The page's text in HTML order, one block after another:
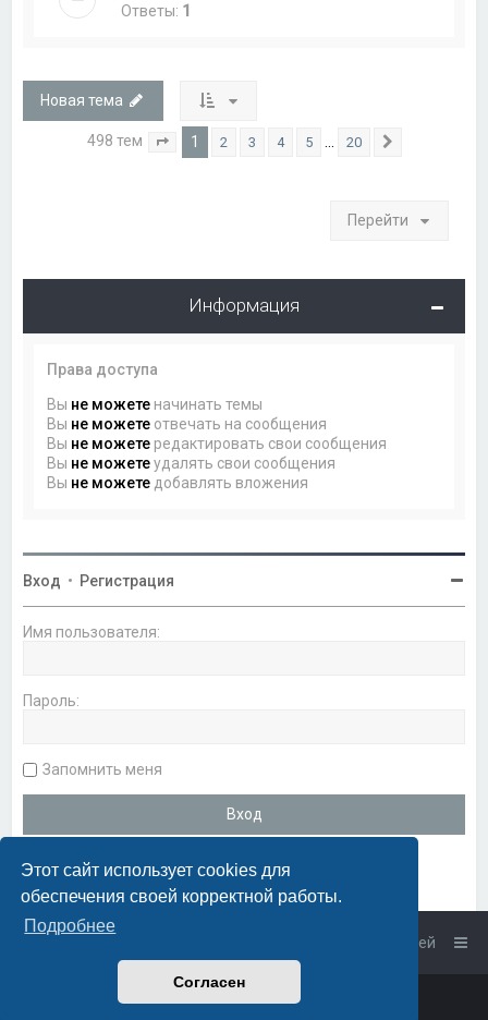
Этот сайт использует cookies для
обеспечения своей корректной работы.
Подробнее
Согласен
Ответы: 1
Новая тема
498 тем Страница из 20
1 2 3 4 5 20
Перейти
Информация
Права доступа
Вы не можете начинать темы
Вы не можете отвечать на сообщения
Вы не можете редактировать свои сообщения
Вы не можетеудалять свои сообщения
Вы не можете добавлять вложения
Вход • Регистрация
Имя пользователя:
Пароль:
Запомнить меня
Связаться с администрацией
phpBB
PlanetStyles